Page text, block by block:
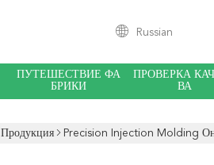
Russian
ПУТЕШЕСТВИЕ ФА
БРИКИ
ПРОВЕРКА
ВА
Продукция Precision Injection Molding